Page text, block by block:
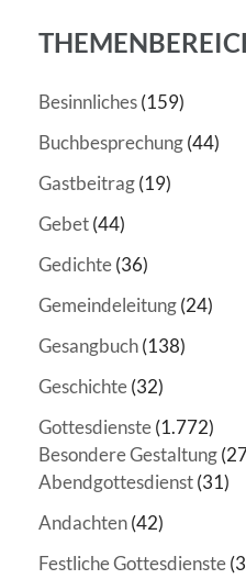
Besinnliches(159)
Buchbesprechung(44)
Gastbeitrag(19)
Gebet(44)
Gedichte(36)
Gemeindeleitung(24)
Gesangbuch(138)
Geschichte(32)
Gottesdienste(1.772)
Besondere Gestaltung
Abendgottesdienst(31)
Andachten(42)
Festliche Gottesdienste